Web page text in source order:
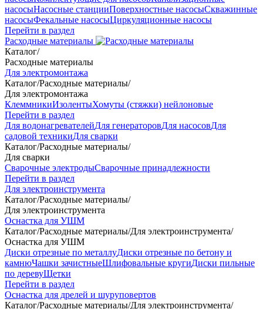
насосыНасосные станцииПоверхностные насосыСкважинные
насосыФекальные насосыЦиркуляционные насосы
Перейти в раздел
Расходные материалы
Каталог/
Расходные материалы
Для электромонтажа
Каталог/Расходные материалы/
Для электромонтажа
КлеммникиИзолентыХомуты (стяжки) нейлоновые
Перейти в раздел
Для водонагревателейДля генераторовДля насосовДля
садовой техникиДля сварки
Каталог/Расходные материалы/
Для сварки
Сварочные электродыСварочные принадлежности
Перейти в раздел
Для электроинструмента
Каталог/Расходные материалы/
Для электроинструмента
Оснастка для УШМ
Каталог/Расходные материалы/Для электроинструмента/
Оснастка для УШМ
Диски отрезные по металлуДиски отрезные по бетону и
камнюЧашки зачистныеШлифовальные кругиДиски пильные
по деревуЩетки
Перейти в раздел
Оснастка для дрелей и шуруповертов
Каталог/Расходные материалы/Для электроинструмента/